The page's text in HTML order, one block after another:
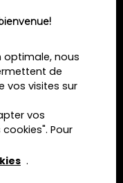
optimale, nous
de
vos visites sur
vos
Pour
.